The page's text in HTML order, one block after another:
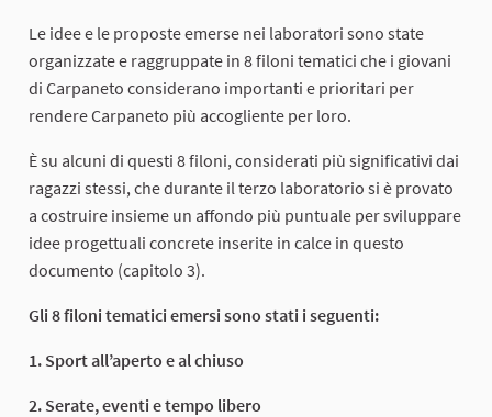
Le idee e le proposte emerse nei laboratori sono state
organizzate e raggruppate in 8 filoni tematici che i giovani
di Carpaneto considerano importanti e prioritari per
rendere Carpaneto più accogliente per loro.
È su alcuni di questi 8 filoni, considerati più significativi dai
ragazzi stessi, che durante il terzo laboratorio si è provato
a costruire insieme un affondo più puntuale per sviluppare
idee progettuali concrete inserite in calce in questo
documento (capitolo 3).
Gli 8 filoni tematici emersi sono stati i seguenti:
1. Sport all’aperto e al chiuso
2. Serate, eventi e tempo libero